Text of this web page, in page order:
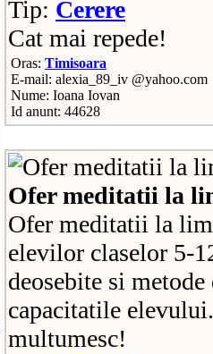
Tip: Cerere
Cat mai repede!
Oras: Timisoara
E-mail: alexia_89_iv @yahoo.com
Nume: Ioana Iovan
Id anunt: 44628
Ofer meditatii la
Ofer meditatii la
elevilor claselor 5-
deosebite si
capacitatile
multumesc!